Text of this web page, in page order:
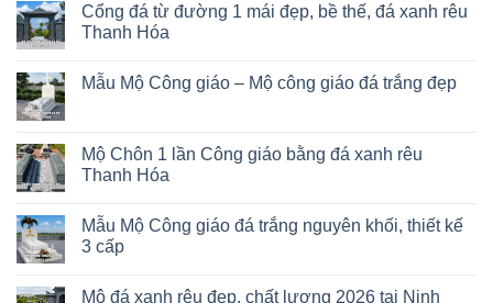
Cổng đá từ đường 1 mái đẹp, bề thế, đá xanh rêu
Thanh Hóa
Mẫu Mộ Công giáo – Mộ công giáo đá trắng đẹp
Mộ Chôn 1 lần Công giáo bằng đá xanh rêu
Thanh Hóa
Mẫu Mộ Công giáo đá trắng nguyên khối, thiết kế
3 cấp
Mộ đá xanh rêu đẹp, chất lượng 2026 tại Ninh